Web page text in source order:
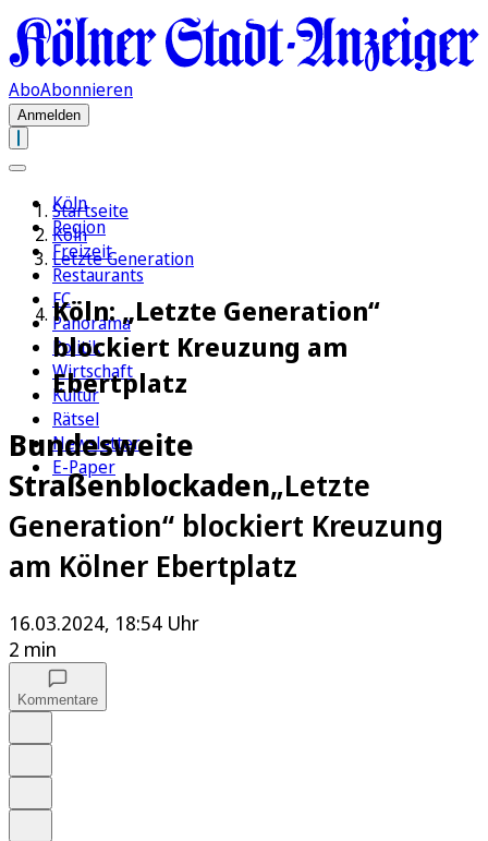
AboAbonnieren
Anmelden
Köln
Region
Freizeit
Restaurants
FC
Panorama
Politik
Wirtschaft
Kultur
Rätsel
Newsletter
E-Paper
Startseite
Köln
Letzte Generation
Köln: „Letzte Generation“
blockiert Kreuzung am
Ebertplatz
Bundesweite
Straßenblockaden„Letzte
Generation“ blockiert Kreuzung
am Kölner Ebertplatz
16.03.2024, 18:54 Uhr
2 min
Kommentare